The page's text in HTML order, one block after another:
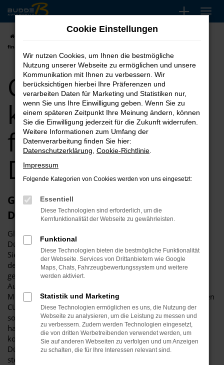
Zum
Hauptinhalt
springen
CUPRA Leon kaufen, leasen,
finanzieren für Düsseldorf
CUPRA Leon
kaufen, leasen,
finanzieren für
Düsseldorf
Glückwunsch zum CUPRA Leon in
Düsseldorf
Glückwunsch: der CUPRA Leon passt perfekt nach
Düsseldorf und ist ganz sicher das passende Fahrzeug für
Sie. Der Vorteil dieses Modells besteht darin, dass sowohl
der Stadtverkehr als auch längere Strecken souverän
gemeistert werden. Hinzu kommt eine herausragende
Ausstattung und eine enorme Effizienz hinsichtlich der
Motorisierung. Wir von Budde Automobile bieten Ihnen den
CUPRA Leon sowohl als Neuwagen als auch als EU-Import
sowie als Gebraucht- oder Jahreswagen. Entsprechend
haben Sie die ganz große Auswahl und entscheiden
komplett selbst, mit welchem Modell Sie fortan in
Düsseldorf unterwegs sind. Wir beraten Sie gerne und
stehen Ihnen für all Ihre Fragen Rede und Antwort.
Cookie Einstellungen
Wir nutzen Cookies, um Ihnen die bestmögliche
Nutzung unserer Webseite zu ermöglichen und unsere
Kommunikation mit Ihnen zu verbessern. Wir
berücksichtigen hierbei Ihre Präferenzen und
verarbeiten Daten für Marketing und Statistiken nur,
wenn Sie uns Ihre Einwilligung geben. Wenn Sie zu
einem späteren Zeitpunkt Ihre Meinung ändern, können
Sie die Einwilligung jederzeit für die Zukunft widerrufen.
Weitere Informationen zum Umfang der
Datenverarbeitung finden Sie hier:
Datenschutzerklärung Cookie-Richtlinie
Impressum
Folgende Kategorien von Cookies werden von uns eingesetzt:
Essentiell
Diese Technologien sind erforderlich, um die
Kernfunktionalität der Webseite zu gewährleisten.
Funktional
Diese Technologien bieten die bestmögliche Funktionalität
der Webseite. Services von Drittanbietern wie Google
Maps, Chats, Fahrzeugbewertungssystem und weitere
werden aktiviert.
Statistik und Marketing
Diese Technologien ermöglichen es uns, die Nutzung der
Webseite zu analysieren, um die Leistung zu messen und
zu verbessern. Zudem werden Technologien eingesetzt,
die von dritten Werbetreibenden verwendet werden, um
Sie auf anderen Webseiten zu verfolgen und um Anzeigen
zu schalten, die für Ihre Interessen relevant sind.